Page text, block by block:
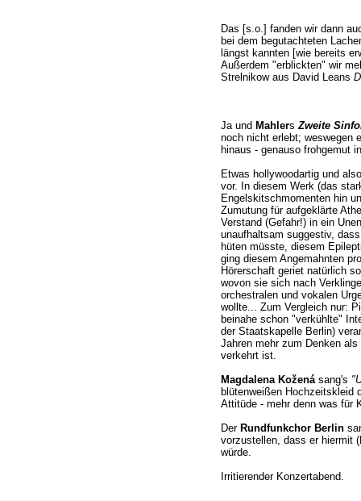
Das [s.o.] fanden wir dann
bei dem begutachteten
längst kannten [wie bereits
Außerdem "erblickten" wir
Strelnikow aus David Leans
Ja und MahlersZweite
noch nicht erlebt; weswegen
hinaus - genauso frohgemut
Etwas hollywoodartig und
vor. In diesem Werk (das
Engelskitschmomenten hin
Zumutung für aufgeklärte
Verstand (Gefahr!) in ein
unaufhaltsam suggestiv,
hüten müsste, diesem
ging diesem Angemahnten
Hörerschaft geriet natürlich
wovon sie sich nach
orchestralen und vokalen
wollte... Zum Vergleich nur:
beinahe schon "verkühlte"
der Staatskapelle Berlin)
Jahren mehr zum Denken
verkehrt ist.
Magdalena Koženásang's
blütenweißen Hochzeitskleid
Attitüde - mehr denn was für
Der Rundfunkchor Berlin
vorzustellen, dass er hiermit
würde.
Irritierender Konzertabend.